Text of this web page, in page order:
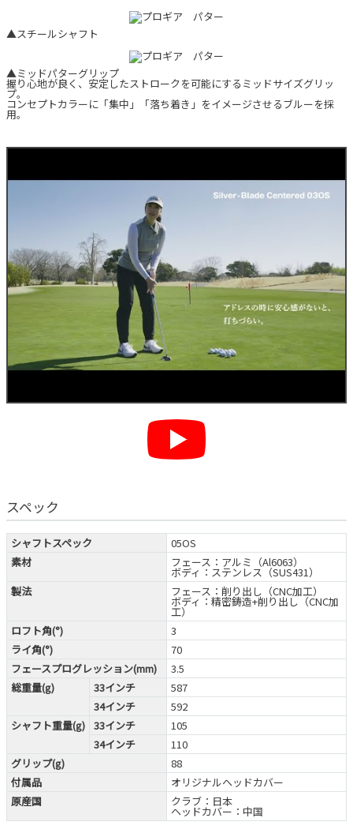
▲スチールシャフト
▲ミッドパターグリップ
握り心地が良く、安定したストロークを可能にするミッドサイズグリッ
プ。
コンセプトカラーに「集中」「落ち着き」をイメージさせるブルーを採
用。
スペック
シャフトスペック
05OS
素材
フェース：アルミ（Al6063）
ボディ：ステンレス（SUS431）
製法
フェース：削り出し（CNC加工）
ボディ：精密鋳造+削り出し（CNC加
工）
ロフト角(°)
3
ライ角(°)
70
フェースプログレッション(mm)
3.5
総重量(g)
33インチ
587
34インチ
592
シャフト重量(g) 33インチ
105
34インチ
110
グリップ(g)
88
付属品
オリジナルヘッドカバー
原産国
クラブ：日本
ヘッドカバー：中国